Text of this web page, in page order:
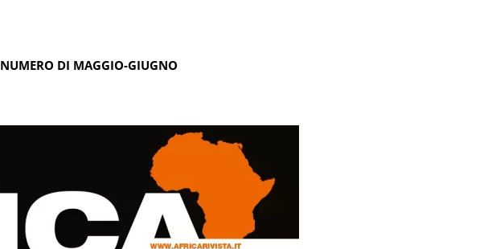
NUMERO DI MAGGIO-GIUGNO